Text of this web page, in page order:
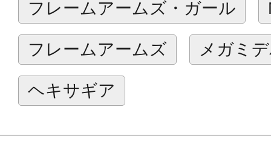
以外の商品は付属しません。
※画像は開発中のものです。実際の
※本製品はお客様ご自身で組み立て
フレームアームズ・ガール
フレームアームズ メガミ
ヘキサギア